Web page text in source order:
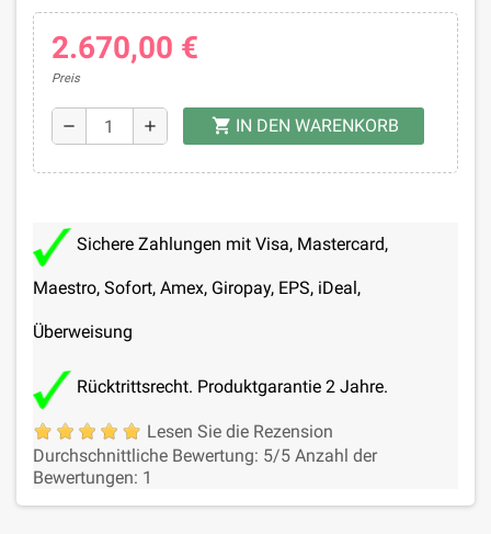
2.670,00 €
Preis
remove add shopping_cart IN DEN WARENKORB
Sichere Zahlungen mit Visa, Mastercard,
Maestro, Sofort, Amex, Giropay, EPS, iDeal,
Überweisung
Rücktrittsrecht. Produktgarantie 2 Jahre.
Lesen Sie die Rezension
Durchschnittliche Bewertung: 5/5 Anzahl der
Bewertungen: 1